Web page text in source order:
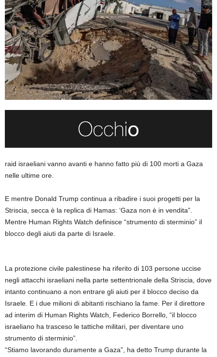
raid israeliani vanno avanti e hanno fatto più di 100 morti a Gaza
nelle ultime ore.
E mentre Donald Trump continua a ribadire i suoi progetti per la
Striscia, secca è la replica di Hamas: ‘Gaza non è in vendita”.
Mentre Human Rights Watch definisce “strumento di sterminio” il
blocco degli aiuti da parte di Israele.
La protezione civile palestinese ha riferito di 103 persone uccise
negli attacchi israeliani nella parte settentrionale della Striscia, dove
intanto continuano a non entrare gli aiuti per il blocco deciso da
Israele. E i due milioni di abitanti rischiano la fame. Per il direttore
ad interim di Human Rights Watch, Federico Borrello, “il blocco
israeliano ha trasceso le tattiche militari, per diventare uno
strumento di sterminio”.
“Stiamo lavorando duramente a Gaza”, ha detto Trump durante la